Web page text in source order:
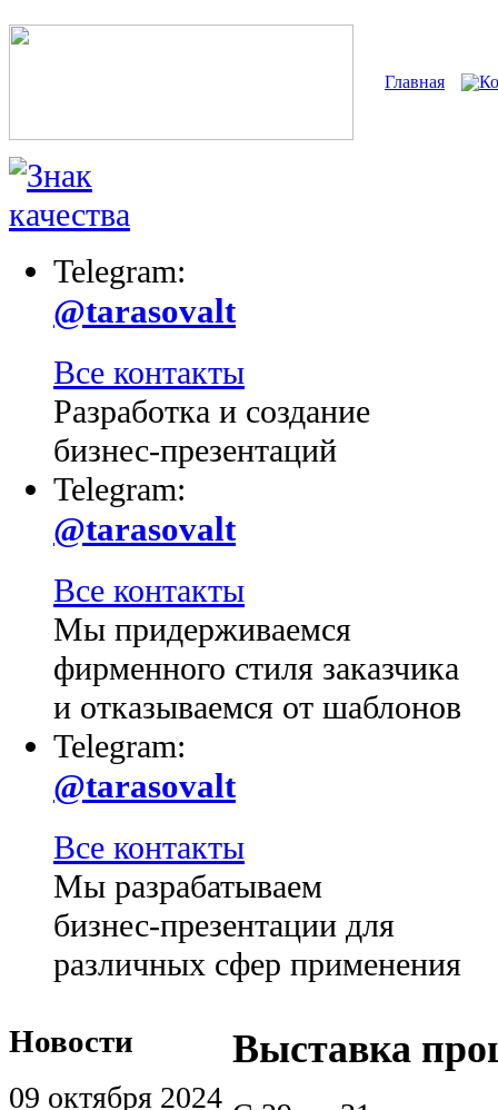
Главная
Telegram:
@tarasovalt
Все контакты
Разработка и создание
бизнес-презентаций
Telegram:
@tarasovalt
Все контакты
Мы придерживаемся
фирменного стиля заказчика
и отказываемся от шаблонов
Telegram:
@tarasovalt
Все контакты
Мы разрабатываем
бизнес-презентации для
различных сфер применения
Новости
09 октября 2024
Выставка